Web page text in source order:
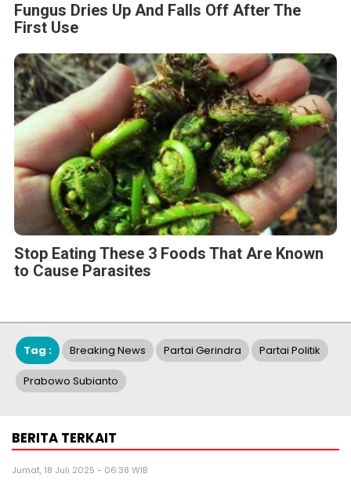
Fungus Dries Up And Falls Off After The
First Use
Stop Eating These 3 Foods That Are Known
to Cause Parasites
Tag : Breaking News Partai Gerindra Partai Politik
Prabowo Subianto
BERITA TERKAIT
Jumat, 18 Juli 2025 - 06:38 WIB